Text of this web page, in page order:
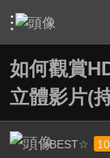
› 家庭劇院 › 3D
如何觀賞
立體影片(
☆BEST☆